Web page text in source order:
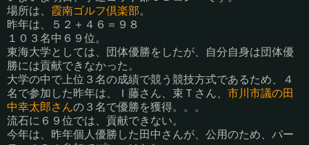
場所は、 霞南ゴルフ倶楽部。
昨年は、５２＋４６＝９８
１０３名中６９位。
東海大学としては、団体優勝をしたが、自分自身は団体優
勝には貢献できなかった。
大学の中で上位３名の成績で競う競技方式であるため、４
名で参加した昨年は、Ｉ藤さん、束Ｔさん、 市川市議の田
中幸太郎さんの３名で優勝を獲得。。。
流石に６９位では、貢献できない。
今年は、昨年個人優勝した田中さんが、公用のため、パー